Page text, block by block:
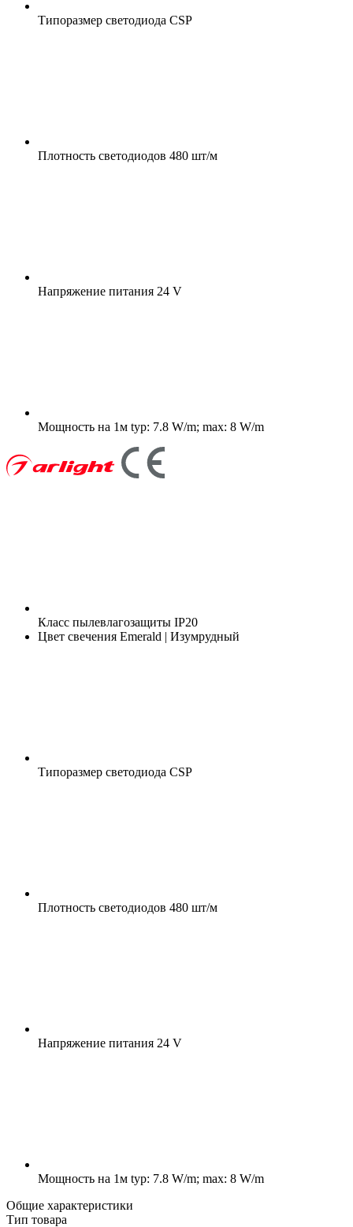
Типоразмер светодиода CSP
Плотность светодиодов 480 шт/м
Напряжение питания 24 V
Мощность на 1м typ: 7.8 W/m; max: 8 W/m
Класс пылевлагозащиты IP20
Цвет свечения Emerald | Изумрудный
Типоразмер светодиода CSP
Плотность светодиодов 480 шт/м
Напряжение питания 24 V
Мощность на 1м typ: 7.8 W/m; max: 8 W/m
Общие характеристики
Тип товара